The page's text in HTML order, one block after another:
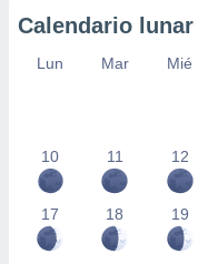
Calendario lunar
Lun Mar Mié
10 11 12
17 18 19